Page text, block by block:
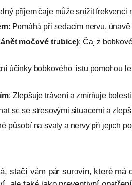
příjem čaje může snížit frekvenci
: Pomáhá při sedacím nervu, únavě
močové trubice): Čaj z
účinky bobkového listu pomohou
: Zlepšuje trávení a zmírňuje
se se stresovými situacemi a
působí na svaly a nervy při jejich
stačí vám pár surovin, které má